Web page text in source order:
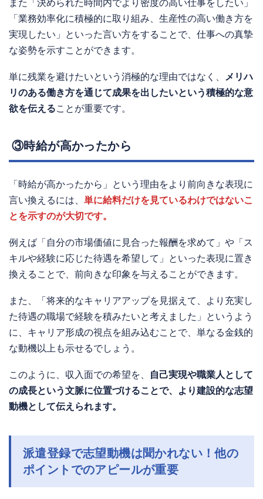
また「決められた時間内でより密度の高い仕事をしたい」
「業務効率化に積極的に取り組み、生産性の高い働き方を
実現したい」といった言い方をすることで、仕事への真摯
な姿勢を示すことができます。
単に残業を避けたいという消極的な理由ではなく、
メリハ
リのある働き方を通じて成果を出したいという積極的な意
欲を伝えることが重要です。
③時給が高かったから
「時給が高かったから」という理由をより前向きな表現に
言い換えるには、 単に給料だけを見ているわけではないこ
とを示すのが大切です。
例えば「自分の市場価値に見合った報酬を求めて」や「ス
キルや経験に応じた待遇を希望して」といった表現に置き
換えることで、前向きな印象を与えることができます。
また、「将来的なキャリアアップを見据えて、より充実し
た待遇の職場で経験を積みたいと考えました」というよう
に、キャリア形成の視点を組み込むことで、単なる金銭的
な動機以上も示せるでしょう。
このように、収入面での希望を、
自己実現や職業人として
の成長という文脈に位置づけることで、より建設的な志望
動機として伝えられます。
派遣登録で志望動機は聞かれない！他の
ポイントでのアピールが重要